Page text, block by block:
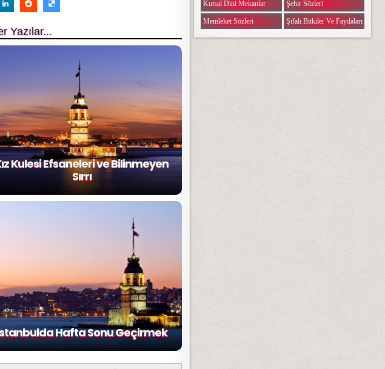
Yazılar...
Kulesi Efsaneleri ve Bilinmeyen
Sırrı
Hafta Sonu Geçirmek
Kutsal Dini Mekanlar
Memleket Sözleri
Şehir Sözleri
Şifalı Bitkiler Ve Faydaları